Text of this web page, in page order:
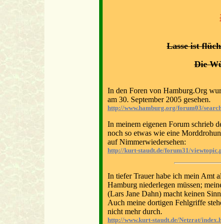
Lasse ist
Die
In den Foren von Hamburg.Org
am 30. September 2005 gesehen.
http://www.hamburg.org/forum03/
In meinem eigenen Forum schrieb
noch so etwas wie eine
auf Nimmerwiedersehen:
http://kurt-staudt.de/forum31/
In tiefer Trauer habe ich mein Amt
Hamburg niederlegen müssen;
(Lars Jane Dahn) macht keinen
Auch meine dortigen Fehlgriffe
nicht mehr durch.
http://www.kurt-staudt.de/Netzrat/